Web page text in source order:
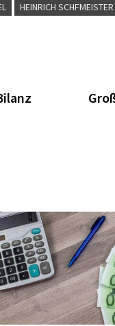
HEINRICH SCHFMEISTER